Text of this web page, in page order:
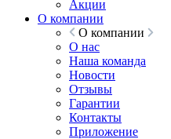
Акции
О компании
О компании
О нас
Наша команда
Новости
Отзывы
Гарантии
Контакты
Приложение